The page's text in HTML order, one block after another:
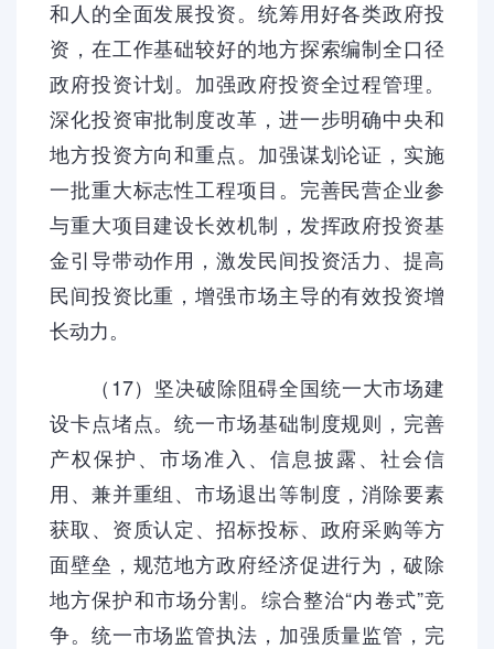
和人的全面发展投资。统筹用好各类政府投
资，在工作基础较好的地方探索编制全口径
政府投资计划。加强政府投资全过程管理。
深化投资审批制度改革，进一步明确中央和
地方投资方向和重点。加强谋划论证，实施
一批重大标志性工程项目。完善民营企业参
与重大项目建设长效机制，发挥政府投资基
金引导带动作用，激发民间投资活力、提高
民间投资比重，增强市场主导的有效投资增
长动力。
（17）坚决破除阻碍全国统一大市场建
设卡点堵点。统一市场基础制度规则，完善
产权保护、市场准入、信息披露、社会信
用、兼并重组、市场退出等制度，消除要素
获取、资质认定、招标投标、政府采购等方
面壁垒，规范地方政府经济促进行为，破除
地方保护和市场分割。综合整治“内卷式”竞
争。统一市场监管执法，加强质量监管，完